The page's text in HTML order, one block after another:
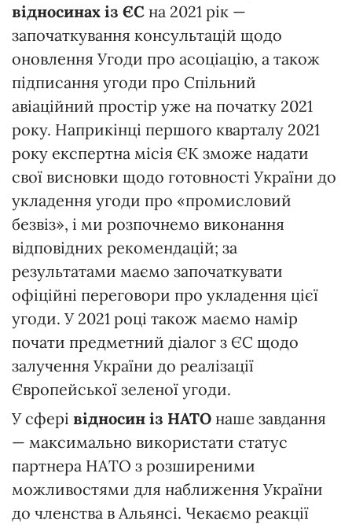
відносинах із ЄС на 2021 рік —
започаткування консультацій щодо
оновлення Угоди про асоціацію, а також
підписання угоди про Спільний
авіаційний простір уже на початку 2021
року. Наприкінці першого кварталу 2021
року експертна місія ЄК зможе надати
свої висновки щодо готовності України до
укладення угоди про «промисловий
безвіз», і ми розпочнемо виконання
відповідних рекомендацій; за
результатами маємо започаткувати
офіційні переговори про укладення цієї
угоди. У 2021 році також маємо намір
почати предметний діалог з ЄС щодо
залучення України до реалізації
Європейської зеленої угоди.
У сфері відносин із НАТО наше завдання
— максимально використати статус
партнера НАТО з розширеними
можливостями для наближення України
до членства в Альянсі. Чекаємо реакції